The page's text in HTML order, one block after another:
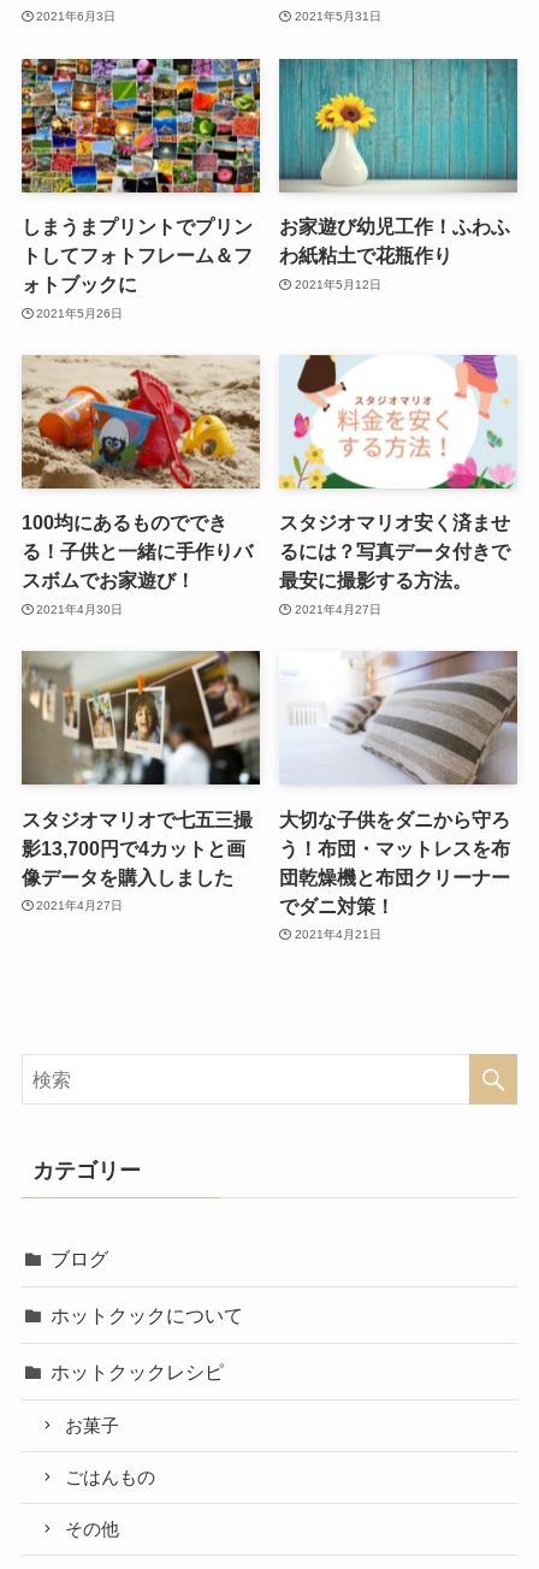
2021年6月3日 2021年5月31日
しまうまプリントでプリン
トしてフォトフレーム＆フ
ォトブックに
2021年5月26日
お家遊び幼児工作！ふわふ
わ紙粘土で花瓶作り
2021年5月12日
100均にあるものででき
る！子供と一緒に手作りバ
スボムでお家遊び！
2021年4月30日
スタジオマリオ安く済ませ
るには？写真データ付きで
最安に撮影する方法。
2021年4月27日
スタジオマリオで七五三撮
影13,700円で4カットと画
像データを購入しました
2021年4月27日
大切な子供をダニから守ろ
う！布団・マットレスを布
団乾燥機と布団クリーナー
でダニ対策！
2021年4月21日
カテゴリー
ブログ
ホットクックについて
ホットクックレシピ
お菓子
ごはんもの
その他